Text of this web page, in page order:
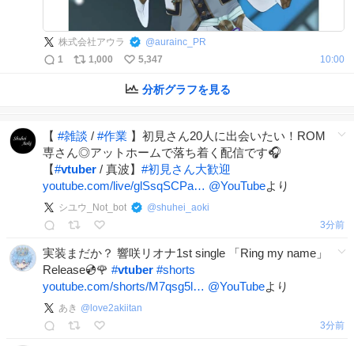
株式会社アウラ @aurainc_PR
1
1,000 5,347 10:00
分析グラフを見る
【 #雑談 / #作業 】初見さん20人に出会いたい！ROM
専さん◎アットホームで落ち着く配信です🎧
【#vtuber / 真波】 #初見さん大歓迎
youtube.com/live/glSsqSCPa… @YouTubeより
シユウ_Not_bot @shuhei_aoki
3分前
実装まだか？ 響咲リオナ1st single 「Ring my name」
Release💿🌹 #vtuber #shorts
youtube.com/shorts/M7qsg5l… @YouTubeより
あき @ love2akiitan
3分前